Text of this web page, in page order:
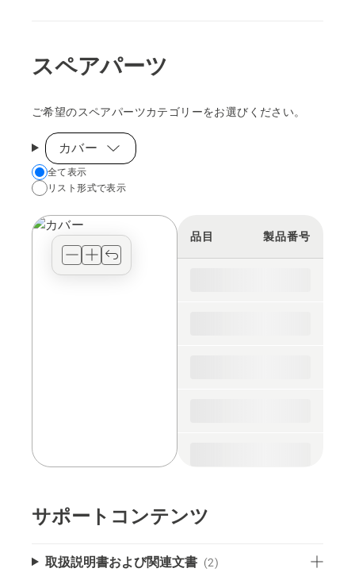
スペアパーツ
ご希望のスペアパーツカテゴリーをお選びください。
カバー
Choose
your
view
全て表示
リスト形式で表示
品目 製品番号
サポートコンテンツ
取扱説明書および関連文書 (2)